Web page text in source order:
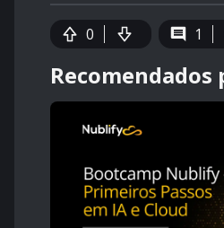
0 1
Recomendados